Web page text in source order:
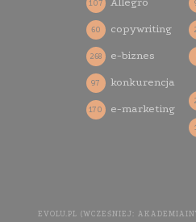
107
copywriting
60
e-biznes
268
konkurencja
97
e-marketing
170
EVOLU.PL (WCZEŚNIEJ: